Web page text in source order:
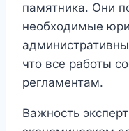
памятника. Они
необходимые
что все работы
регламентам.
Важность